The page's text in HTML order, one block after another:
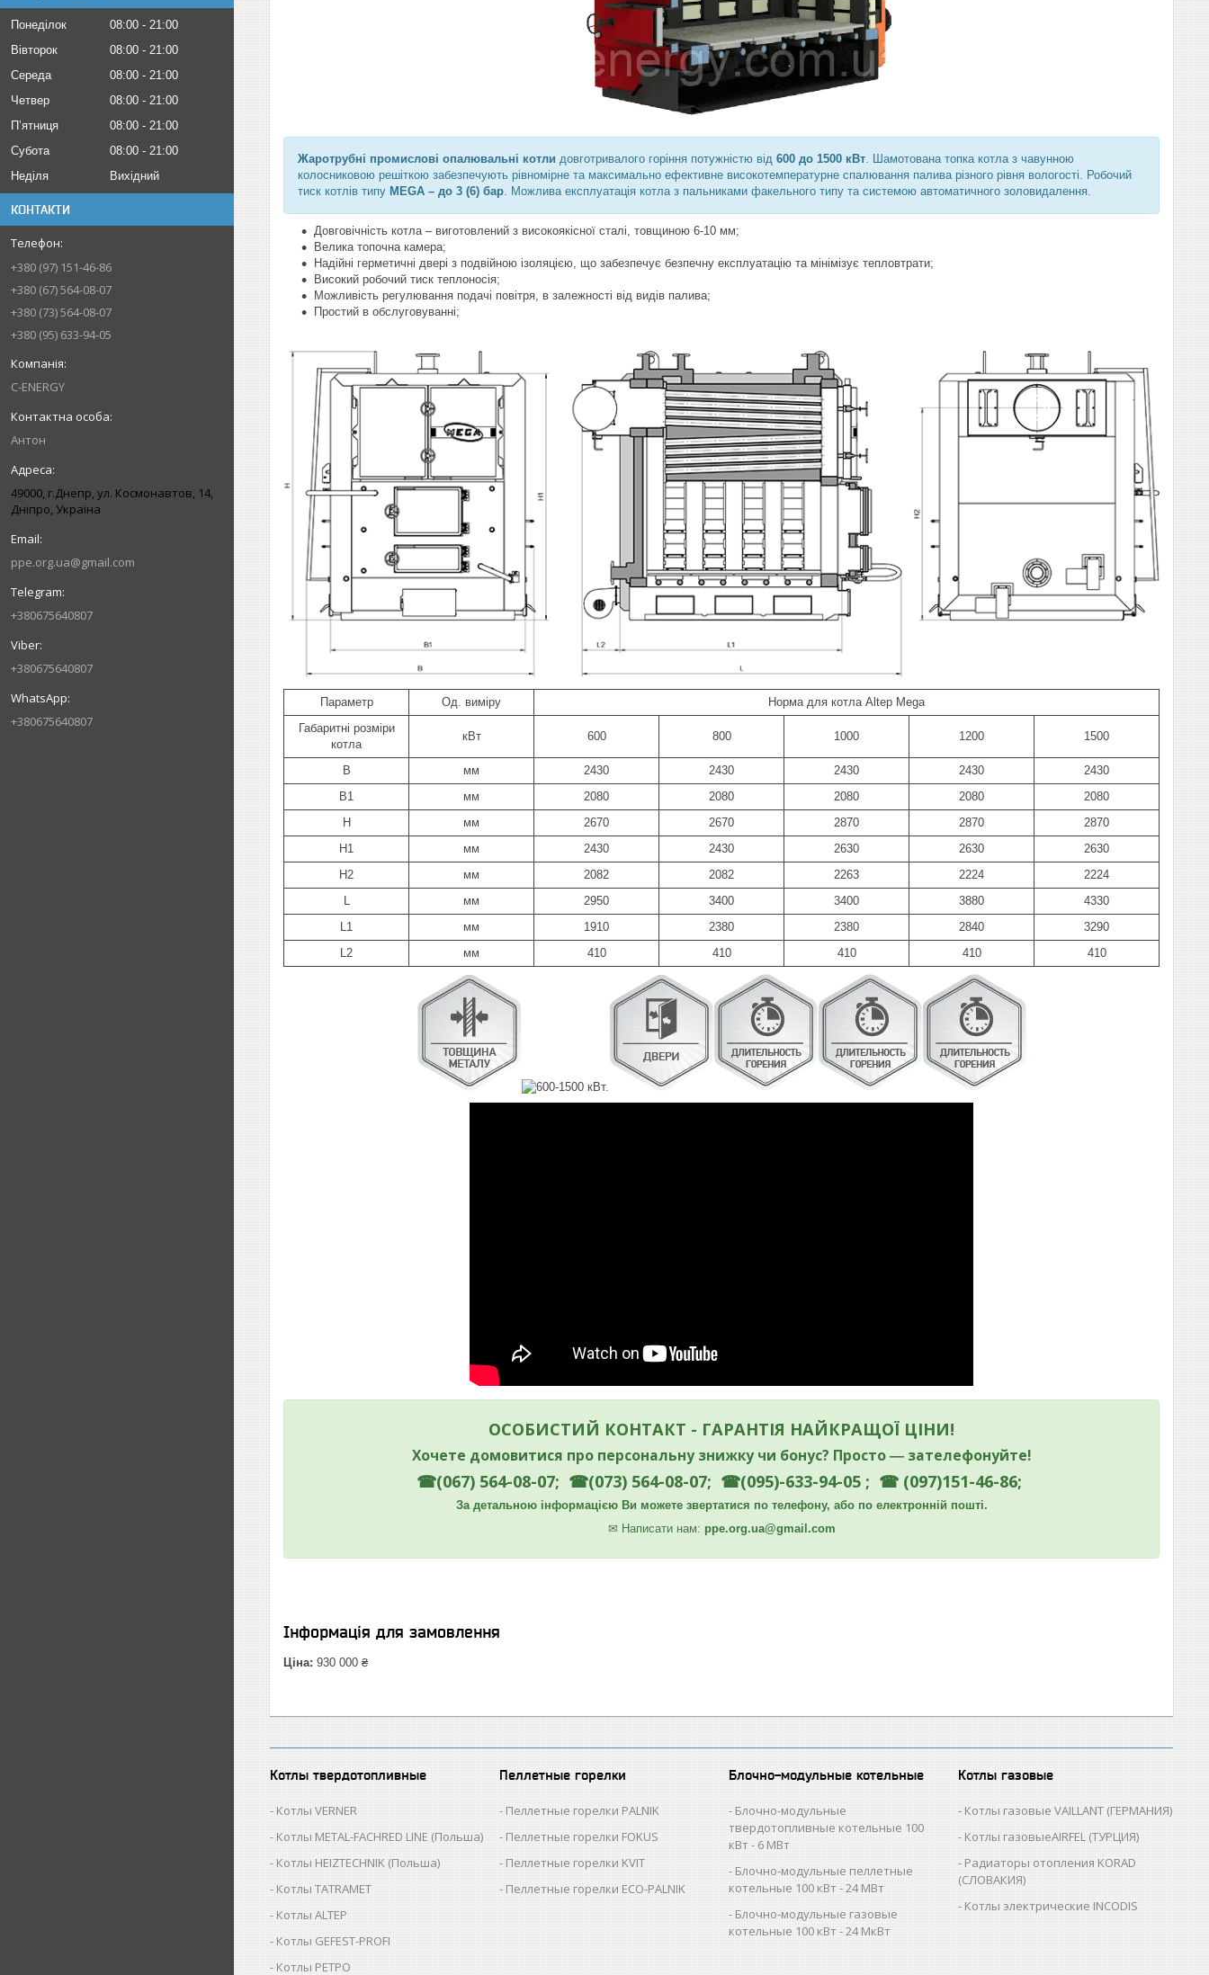
Понеділок 08:00
21:00
Вівторок
08:00
21:00
Середа
08:00
21:00
Четвер
08:00
21:00
Пʼятниця
08:00
21:00
Субота
08:00
21:00
Неділя
Вихідний
КОНТАКТИ
+380 (97) 151-46-86
+380 (67) 564-08-07
+380 (73) 564-08-07
+380 (95) 633-94-05
C-ENERGY
Антон
49000, г.Днепр, ул. Космонавтов, 14,
Дніпро, Україна
ppe.org.ua@gmail.com
+380675640807
+380675640807
+380675640807
Жаротрубні промислові опалювальні котли довготривалого горіння потужністю від 600 до 1500 кВт. Шамотована топка котла з чавунною
колосниковою решіткою забезпечують рівномірне та максимально ефективне високотемпературне спалювання палива різного рівня вологості. Робочий
тиск котлів типу MEGA – до 3 (6) бар. Можлива експлуатація котла з пальниками факельного типу та системою автоматичного золовидалення.
Довговічність котла – виготовлений з високоякісної сталі, товщиною 6-10 мм;
Велика топочна камера;
Надійні герметичні двері з подвійною ізоляцією, що забезпечує безпечну експлуатацію та мінімізує тепловтрати;
Високий робочий тиск теплоносія;
Можливість регулювання подачі повітря, в залежності від видів палива;
Простий в обслуговуванні;
Параметр Од. виміру
Норма для котла Altep Mega
Габаритні розміри
котла
кВт 600 800 1000 1200 1500
B мм 2430 2430 2430 2430
2430
B1
мм 2080 2080 2080 2080
2080
H
мм 2670 2670 2870 2870
2870
H1
мм 2430 2430 2630 2630
2630
H2
мм 2082 2082 2263 2224
2224
L
мм 2950 3400 3400 3880
4330
L1
мм 1910 2380 2380 2840
3290
L2
мм 410 410 410 410 410
ОСОБИСТИЙ КОНТАКТ - ГАРАНТІЯ НАЙКРАЩОЇ ЦІНИ!
Хочете домовитися про персональну знижку чи бонус? Просто ― зателефонуйте!
☎(067) 564-08-07; ☎(073) 564-08-07; ☎(095)-633-94-05 ; ☎ (097)151-46-86;
За детальною інформацією Ви можете звертатися по телефону, або по електронній пошті.
✉ Написати нам: ppe.org.ua@gmail.com
Інформація для замовлення
Ціна: 930 000 ₴
Котлы твердотопливные
Котлы VERNER
Котлы METAL-FACHRED LINE (Польша)
Котлы HEIZTECHNIK (Польша)
Котлы TATRAMET
Котлы ALTEP
Котлы GEFEST-PROFI
Котлы РЕТРО
Пеллетные горелки
Пеллетные горелки PALNIK
Пеллетные горелки FOKUS
Пеллетные горелки KVIT
Пеллетные горелки ECO-PALNIK
Блочно-модульные котельные
Блочно-модульные
твердотопливные котельные 100
кВт - 6 МВт
Блочно-модульные пеллетные
котельные 100 кВт - 24 МВт
Блочно-модульные газовые
котельные 100 кВт - 24 МкВт
Котлы газовые
Котлы газовые VAILLANT (ГЕРМАНИЯ)
Котлы газовыеAIRFEL (ТУРЦИЯ)
Радиаторы отопления KORAD
(СЛОВАКИЯ)
Котлы электрические INCODIS